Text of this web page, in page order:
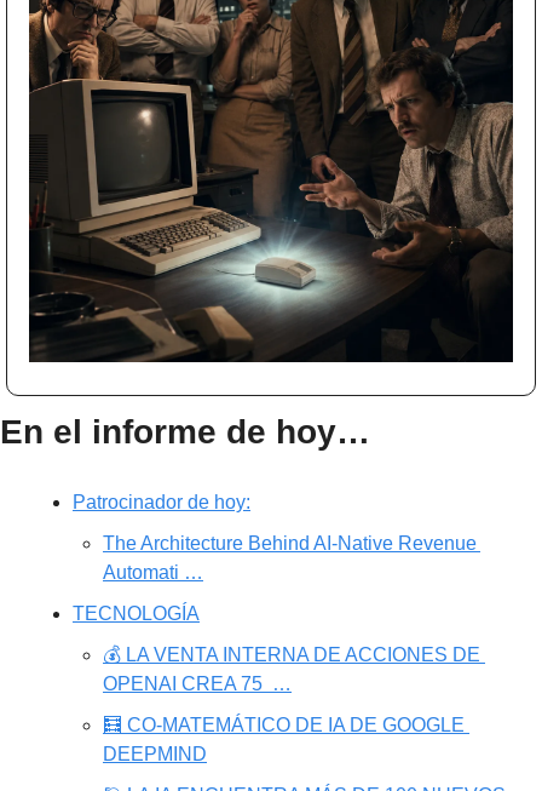
En el informe de hoy…
Patrocinador de hoy:
The Architecture Behind AI-Native Revenue
Automati …
TECNOLOGÍA
💰 LA VENTA INTERNA DE ACCIONES DE
OPENAI CREA 75  …
🧮 CO-MATEMÁTICO DE IA DE GOOGLE
DEEPMIND